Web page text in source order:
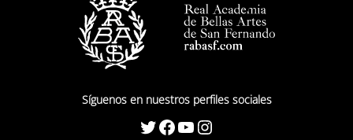
Síguenos en nuestros perfiles sociales
Twitter Facebook YouTube Instagram